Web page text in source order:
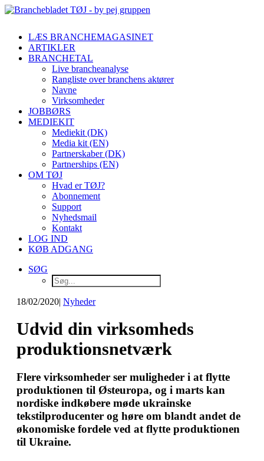
LÆS BRANCHEMAGASINET
ARTIKLER
BRANCHETAL
Live brancheanalyse
Rangliste over branchens aktører
Navne
Virksomheder
JOBBØRS
MEDIEKIT
Mediekit (DK)
Media kit (EN)
Partnerskaber (DK)
Partnerships (EN)
OM TØJ
Hvad er TØJ?
Abonnement
Support
Nyhedsmail
Kontakt
LOG IND
KØB ADGANG
SØG
18/02/2020| Nyheder
Udvid din virksomheds
produktionsnetværk
Flere virksomheder ser muligheder i at flytte
produktionen til Østeuropa, og i marts kan
nordiske indkøbere møde ukrainske
tekstilproducenter og høre om blandt andet de
økonomiske fordele ved at flytte produktionen
til Ukraine.